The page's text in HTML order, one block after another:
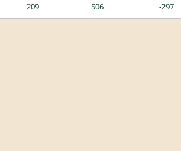
209 506 -297